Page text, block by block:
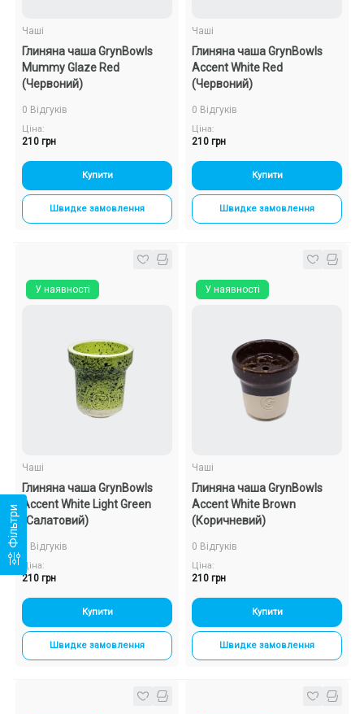
Чаші
Глиняна чаша GrynBowls
Mummy Glaze Red
(Червоний)
0 Відгуків
Ціна:
210 грн
Купити
Швидке замовлення
Чаші
Глиняна чаша GrynBowls
Accent White Red
(Червоний)
0 Відгуків
Ціна:
210 грн
Купити
Швидке замовлення
У наявності
Чаші
Глиняна чаша GrynBowls
Accent White Light Green
(Салатовий)
0 Відгуків
Ціна:
210 грн
Купити
Швидке замовлення
У наявності
Чаші
Глиняна чаша GrynBowls
Accent White Brown
(Коричневий)
0 Відгуків
Ціна:
210 грн
Купити
Швидке замовлення
Фільтри